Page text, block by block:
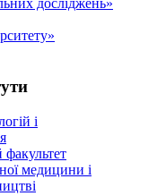
досліджень»
і
медицини і